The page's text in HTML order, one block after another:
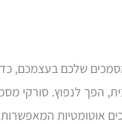
שלכם בעצמכם,
הפך לנפוץ. סורקי
אוטומטיות